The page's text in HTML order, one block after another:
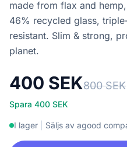
made from flax and
46% recycled glass,
resistant. Slim & strong,
planet.
400 SEK800 SEK
Spara 400 SEK
I lager Säljs av agood